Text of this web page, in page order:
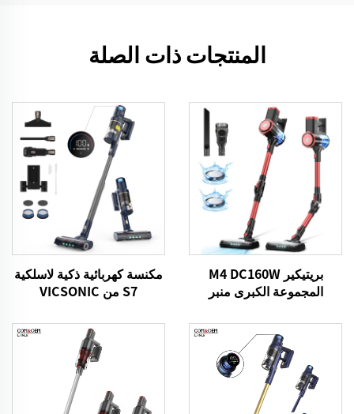
المنتجات ذات الصلة
بريتيكير M4 DC160W
المجموعة الكبرى منبر
منزل الأرضية السجادة
مكنسة كهربائية ذكية لاسلكية
S7 من VICSONIC
LED لتنظيف الأرضيات تلقائيًا